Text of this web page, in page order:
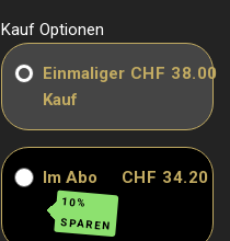
Kauf Optionen
Einmaliger
Kauf
CHF 38.00
Im Abo
10%
SPAREN
CHF 34.20